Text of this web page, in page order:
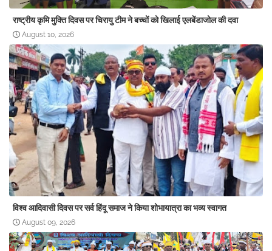
राष्ट्रीय कृमि मुक्ति दिवस पर चिरायु टीम ने बच्चों को खिलाई एलबेंडाजोल की दवा
August 10, 2026
विश्व आदिवासी दिवस पर सर्व हिंदू समाज ने किया शोभायात्रा का भव्य स्वागत
August 09, 2026